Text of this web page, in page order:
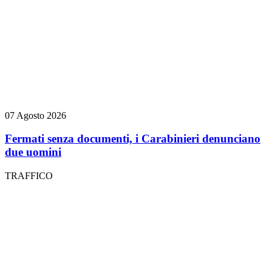
07 Agosto 2026
Fermati senza documenti, i Carabinieri denunciano
due uomini
TRAFFICO